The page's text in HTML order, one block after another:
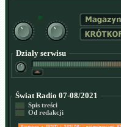
Działy serwisu
Świat Radio 07-08/2021
Spis treści
Od redakcji